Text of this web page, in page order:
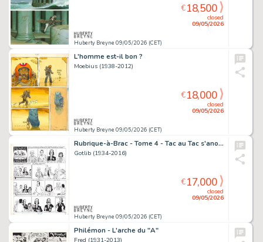
Huberty Breyne 09/05/2026 (CET)
closed
09/05/2026
€18,500
L'homme est-il bon ?
Moebius (1938-2012)
Huberty Breyne 09/05/2026 (CET)
closed
09/05/2026
€18,000
Rubrique-à-Brac - Tome 4 - Tac au Tac s'anoblit
Gotlib (1934-2016)
Huberty Breyne 09/05/2026 (CET)
closed
09/05/2026
€17,000
Philémon - L'arche du "A"
Fred (1931-2013)